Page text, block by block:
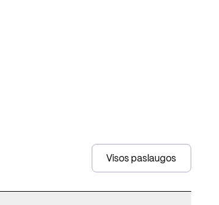
Visos paslaugos